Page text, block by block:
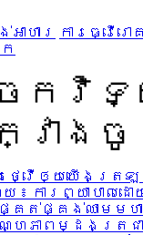
ាហារ
ការធ្វើ
វិទ្យា
ាងចូ
ងថ្វើឲ្យយើងត្
៖ ការព្យាបាល
គត់ផ្គង់ឈាមមហ
សីតុណ្ហភាពម្ដង